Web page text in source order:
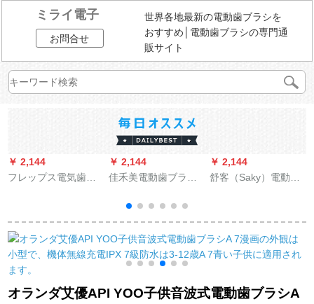
ミライ電子
お問合せ
世界各地最新の電動歯ブラシを
おすすめ│電動歯ブラシの専門通
販サイト
￥ 2,144
フレップス電気歯ブ
6223紫HX 6263/62-3
ブラシヘッドセット
￥ 2,144
佳禾美電動歯ブラシ
軟毛全自動防水カッ
プル音波式歯ブラシ
パールホワイト（全
部で2本のオリジナル
ブラシ）
￥ 2,144
舒客（Saky）電動歯
セットSAKY酵素美白
歯磨き粉益生菌歯磨
き粉救いは白い本体
+1本の20 g液体歯磨
き+歯磨きセット
オランダ艾優API YOO子供音波式電動歯ブラシA